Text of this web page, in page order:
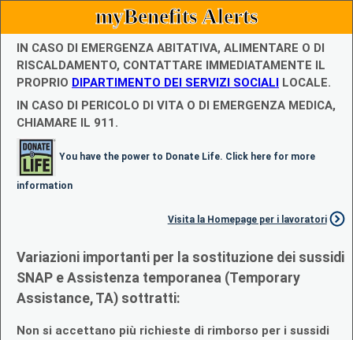
myBenefits Alerts
IN CASO DI EMERGENZA ABITATIVA, ALIMENTARE O DI
RISCALDAMENTO, CONTATTARE IMMEDIATAMENTE IL
PROPRIO DIPARTIMENTO DEI SERVIZI SOCIALI LOCALE.
IN CASO DI PERICOLO DI VITA O DI EMERGENZA MEDICA,
CHIAMARE IL 911.
You have the power to Donate Life. Click here for more
information
Visita la Homepage per i lavoratori
Variazioni importanti per la sostituzione dei sussidi
SNAP e Assistenza temporanea (Temporary
Assistance, TA) sottratti:
Non si accettano più richieste di rimborso per i sussidi